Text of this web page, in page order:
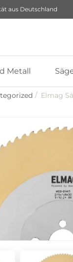
aus Deutschland
Metall
Elmag